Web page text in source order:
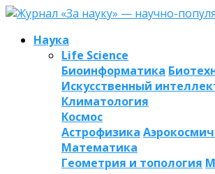
Наука
Life Science
Биоинформатика
Искусственный
Климатология
Космос
Астрофизика
Математика
Геометрия и топология